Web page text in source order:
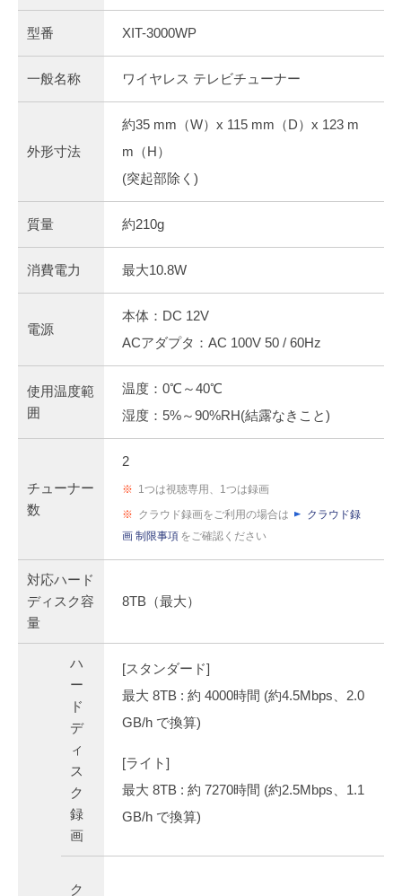
型番 XIT-3000WP
一般名称 ワイヤレス テレビチューナー
外形寸法
約35 mm（W）x 115 mm（D）x 123 m
m（H）
(突起部除く)
質量 約210g
消費電力 最大10.8W
電源
本体：DC 12V
ACアダプタ：AC 100V 50 / 60Hz
使用温度範
囲
温度：0℃～40℃
湿度：5%～90%RH(結露なきこと)
チューナー
数
2
※ 1つは視聴専用、1つは録画
※ クラウド録画をご利用の場合は
クラウド録
画 制限事項 をご確認ください
対応ハード
ディスク容
量
8TB（最大）
ハ
ー
ド
デ
ィ
ス
ク
録
画
[スタンダード]
最大 8TB : 約 4000時間 (約4.5Mbps、2.0
GB/h で換算)
[ライト]
最大 8TB : 約 7270時間 (約2.5Mbps、1.1
GB/h で換算)
ク